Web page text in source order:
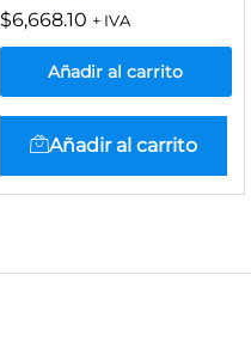
$6,668.10 + IVA
Añadir al carrito
Añadir al carrito